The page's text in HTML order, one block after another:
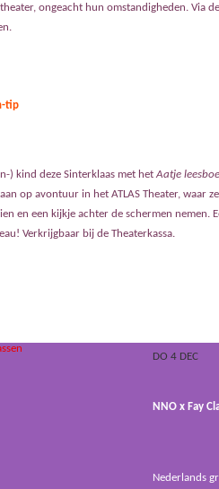
ongeacht hun omstandigheden. Via
tip
) kind deze Sinterklaas met hetAatje
op avontuur in het ATLAS Theater, waar
en een kijkje achter de schermen nemen.
Verkrijgbaar bij de Theaterkassa.
DO 4 DEC
NNO x Fay
Nederlands